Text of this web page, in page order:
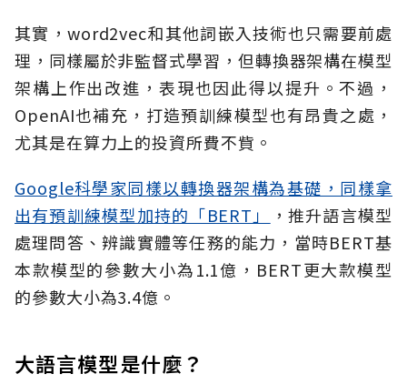
其實，word2vec和其他詞嵌入技術也只需要前處
理，同樣屬於非監督式學習，但轉換器架構在模型
架構上作出改進，表現也因此得以提升。不過，
OpenAI也補充，打造預訓練模型也有昂貴之處，
尤其是在算力上的投資所費不貲。
Google科學家同樣以轉換器架構為基礎，同樣拿
出有預訓練模型加持的「BERT」
，推升語言模型
處理問答、辨識實體等任務的能力，當時BERT基
本款模型的參數大小為1.1億，BERT更大款模型
的參數大小為3.4億。
大語言模型是什麼？